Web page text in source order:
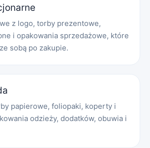
z logo, torby prezentowe,
i opakowania sprzedażowe, które
sobą po zakupie.
papierowe, foliopaki, koperty i
odzieży, dodatków, obuwia i